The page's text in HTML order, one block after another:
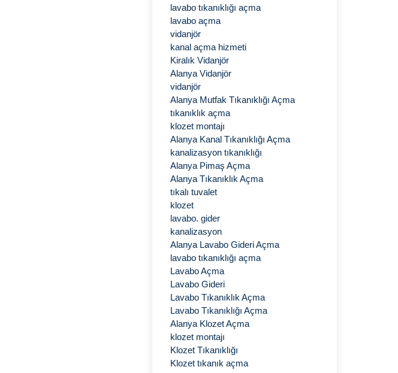
lavabo tıkanıklığı açma
lavabo açma
vidanjör
kanal açma hizmeti
Kiralık Vidanjör
Alanya Vidanjör
vidanjör
Alanya Mutfak Tıkanıklığı Açma
tıkanıklık açma
klozet montajı
Alanya Kanal Tıkanıklığı Açma
kanalizasyon tıkanıklığı
Alanya Pimaş Açma
Alanya Tıkanıklık Açma
tıkalı tuvalet
klozet
lavabo. gider
kanalizasyon
Alanya Lavabo Gideri Açma
lavabo tıkanıklığı açma
Lavabo Açma
Lavabo Gideri
Lavabo Tıkanıklık Açma
Lavabo Tıkanıklığı Açma
Alanya Klozet Açma
klozet montajı
Klozet Tıkanıklığı
Klozet tıkanık açma